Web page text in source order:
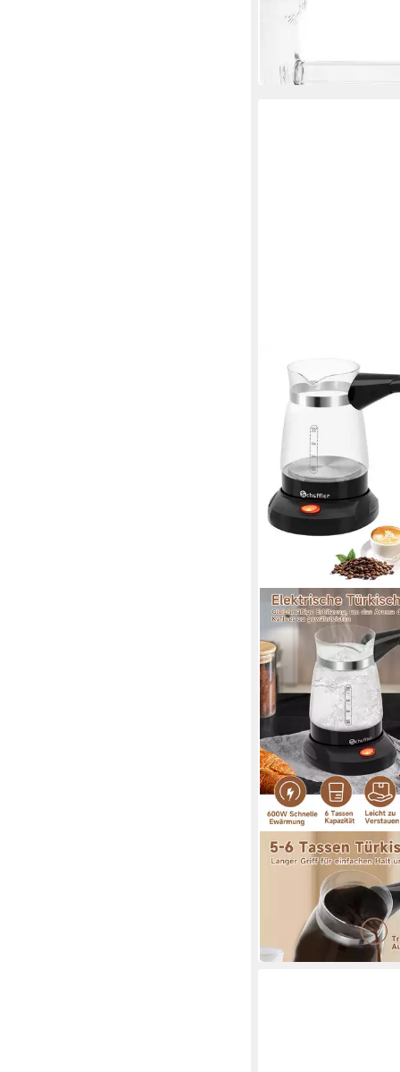
7,95 €
in 5-6 Werktagen bei dir
SCHEFFLER
Kaffeekanne Glas
Türkische
UVP
in 4-5 Werktagen bei dir